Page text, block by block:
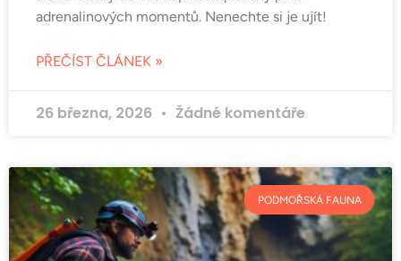
adrenalinových momentů. Nenechte si je ujít!
PŘEČÍST ČLÁNEK »
26 března, 2026 Žádné komentáře
PODMOŘSKÁ FAUNA